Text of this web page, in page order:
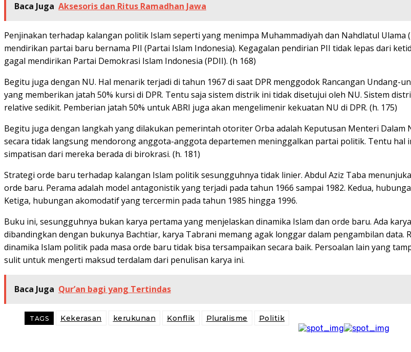
Baca Juga Aksesoris dan Ritus Ramadhan Jawa
Penjinakan terhadap kalangan politik Islam seperti yang menimpa Muhammadiyah dan Nahdlatul
mendirikan partai baru bernama PII (Partai Islam Indonesia). Kegagalan pendirian PII tidak lepas dari
gagal mendirikan Partai Demokrasi Islam Indonesia (PDII). (h 168)
Begitu juga dengan NU. Hal menarik terjadi di tahun 1967 di saat DPR menggodok Rancangan
yang memberikan jatah 50% kursi di DPR. Tentu saja sistem distrik ini tidak disetujui oleh NU. Sistem
relative sedikit. Pemberian jatah 50% untuk ABRI juga akan mengelimenir kekuatan NU di DPR. (h. 175)
Begitu juga dengan langkah yang dilakukan pemerintah otoriter Orba adalah Keputusan Menteri
secara tidak langsung mendorong anggota-anggota departemen meninggalkan partai politik. Tentu
simpatisan dari mereka berada di birokrasi. (h. 181)
Strategi orde baru terhadap kalangan Islam politik sesungguhnya tidak linier. Abdul Aziz Taba
orde baru. Perama adalah model antagonistik yang terjadi pada tahun 1966 sampai 1982. Kedua,
Ketiga, hubungan akomodatif yang tercermin pada tahun 1985 hingga 1996.
Buku ini, sesungguhnya bukan karya pertama yang menjelaskan dinamika Islam dan orde baru. Ada
dibandingkan dengan bukunya Bachtiar, karya Tabrani memang agak longgar dalam pengambilan
dinamika Islam politik pada masa orde baru tidak bisa tersampaikan secara baik. Persoalan lain yang
sulit untuk mengerti maksud terdalam dari penulisan karya ini.
Baca Juga Qur’an bagi yang Tertindas
TAGS Kekerasan kerukunan Konflik Pluralisme Politik